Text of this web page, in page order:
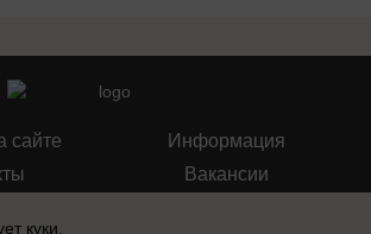
сайте
Информация
Вакансии
куки.